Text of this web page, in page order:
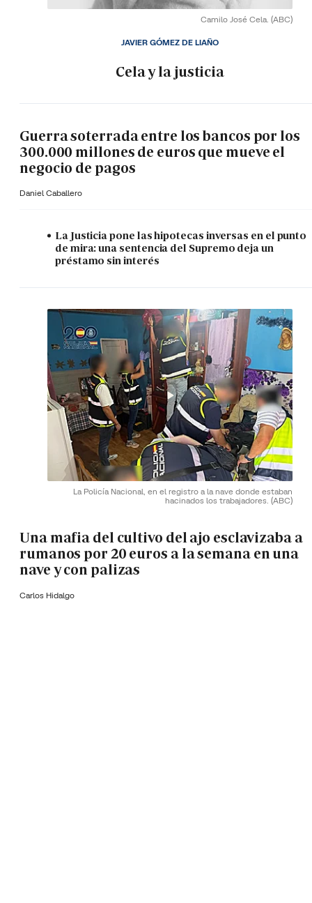
Camilo José Cela. (ABC)
Cela y la justicia
JAVIER GÓMEZ DE LIAÑO
Guerra soterrada entre los bancos por los
300.000 millones de euros que mueve el
negocio de pagos
Daniel Caballero
La Justicia pone las hipotecas inversas en el punto
de mira: una sentencia del Supremo deja un
préstamo sin interés
La Policía Nacional, en el registro a la nave donde estaban
hacinados los trabajadores. (ABC)
Una mafia del cultivo del ajo esclavizaba a
rumanos por 20 euros a la semana en una
nave y con palizas
Carlos Hidalgo